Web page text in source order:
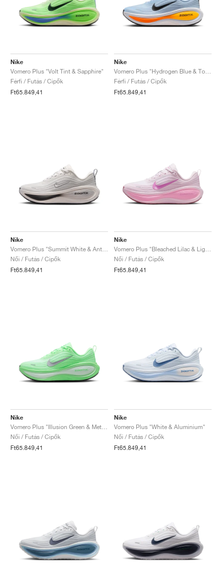
Nike
Vomero Plus "Volt Tint & Sapphire"
Férfi / Futás / Cipők
Ft65.849,41
Nike
Férfi / Futás / Cipők
Ft65.849,41
Nike
Női / Futás / Cipők
Ft65.849,41
Nike
Női / Futás / Cipők
Ft65.849,41
Nike
Női / Futás / Cipők
Ft65.849,41
Nike
Vomero Plus "White & Aluminium"
Női / Futás / Cipők
Ft65.849,41